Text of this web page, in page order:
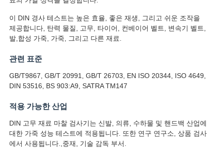
공장 투어
품질 관리
연락처
견적 요청
이 DIN 경사 테스트는 높은 효율, 좋은 재생, 그리고 쉬운 조작을
제공합니다, 탄력 물질, 고무, 타이어, 컨베이어 벨트, 변속기 벨트,
발,합성 가죽, 가죽, 그리고 다른 재료.
관련 표준
GB/T9867, GB/T 20991, GB/T 26703, EN ISO 20344, ISO 4649,
DIN 53516, BS 903:A9, SATRA TM147
적용 가능한 산업
DIN 고무 재료 마찰 검사기는 신발, 의류, 수하물 및 핸드백 산업에
대한 가죽 성능 테스트에 적용됩니다. 또한 연구 연구소, 상품 검사
에서 사용됩니다.,중재, 기술 감독 부서.